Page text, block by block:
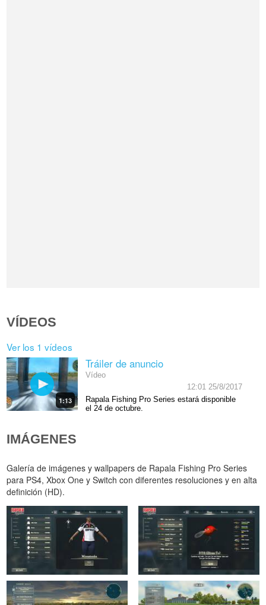
VÍDEOS
Ver los 1 vídeos
1:13
Tráiler de anuncio
Vídeo
12:01 25/8/2017
Rapala Fishing Pro Series estará disponible
el 24 de octubre.
IMÁGENES
Galería de imágenes y wallpapers de Rapala Fishing Pro Series
para PS4, Xbox One y Switch con diferentes resoluciones y en alta
definición (HD).